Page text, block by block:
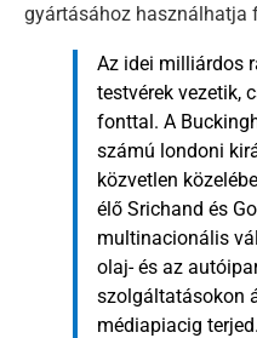
gyártásához használhatja
Az idei milliárdos
testvérek vezetik,
fonttal. A
számú londoni
közvetlen
élő Srichand és
multinacionális
olaj- és az
szolgáltatásokon
médiapiacig terjed.